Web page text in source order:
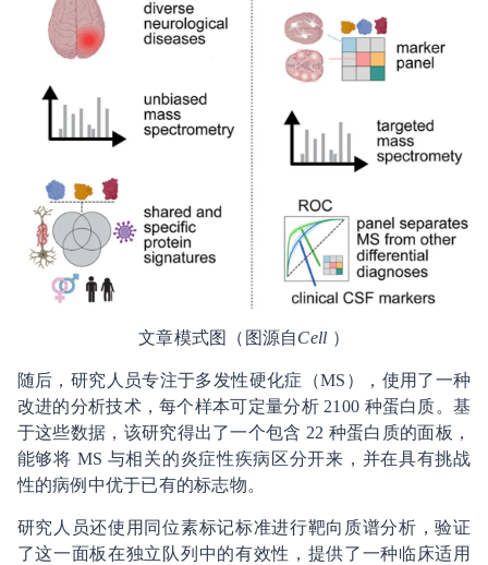
文章模式图（图源自Cell ）
随后，研究人员专注于多发性硬化症（MS），使用了一种
改进的分析技术，每个样本可定量分析 2100 种蛋白质。基
于这些数据，该研究得出了一个包含 22 种蛋白质的面板，
能够将 MS 与相关的炎症性疾病区分开来，并在具有挑战
性的病例中优于已有的标志物。
研究人员还使用同位素标记标准进行靶向质谱分析，验证
了这一面板在独立队列中的有效性，提供了一种临床适用